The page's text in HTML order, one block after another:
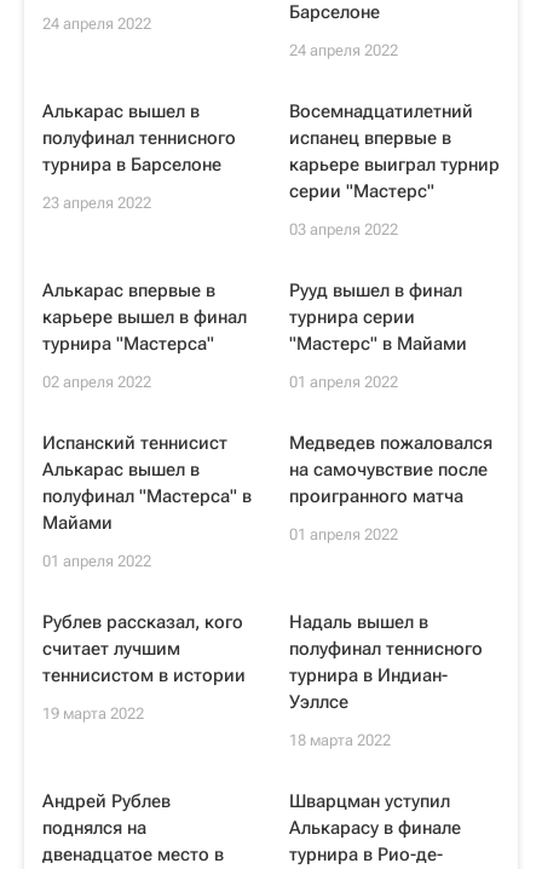
24 апреля 2022
Барселоне
24 апреля 2022
Алькарас вышел в
полуфинал теннисного
турнира в Барселоне
23 апреля 2022
Восемнадцатилетний
испанец впервые в
карьере выиграл турнир
серии "Мастерс"
03 апреля 2022
Алькарас впервые в
карьере вышел в финал
турнира "Мастерса"
02 апреля 2022
Рууд вышел в финал
турнира серии
"Мастерс" в Майами
01 апреля 2022
Испанский теннисист
Алькарас вышел в
полуфинал "Мастерса" в
Майами
01 апреля 2022
Медведев пожаловался
на самочувствие после
проигранного матча
01 апреля 2022
Рублев рассказал, кого
считает лучшим
теннисистом в истории
19 марта 2022
Надаль вышел в
полуфинал теннисного
турнира в Индиан-
Уэллсе
18 марта 2022
Андрей Рублев
поднялся на
двенадцатое место в
Шварцман уступил
Алькарасу в финале
турнира в Рио-де-